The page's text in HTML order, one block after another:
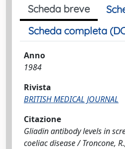
Scheda breve
Scheda completa
Anno
1984
Rivista
BRITISH MEDICAL JOURNAL
Citazione
Gliadin antibody levels in
coeliac disease / Troncone,